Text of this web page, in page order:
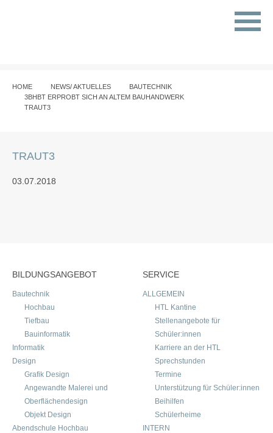
HOME NEWS/ AKTUELLES
BAUTECHNIK
3BHBT ERPROBT SICH AN ALTEM BAUHANDWERK
TRAUT3
TRAUT3
03.07.2018
BILDUNGSANGEBOT
Bautechnik
Hochbau
Tiefbau
Bauinformatik
Informatik
Design
Grafik Design
Angewandte Malerei und
Oberflächendesign
Objekt Design
Abendschule Hochbau
SERVICE
ALLGEMEIN
HTL Kantine
Stellenangebote für
Schüler:innen
Karriere an der HTL
Sprechstunden
Termine
Unterstützung für Schüler:innen
Beihilfen
Schülerheime
INTERN